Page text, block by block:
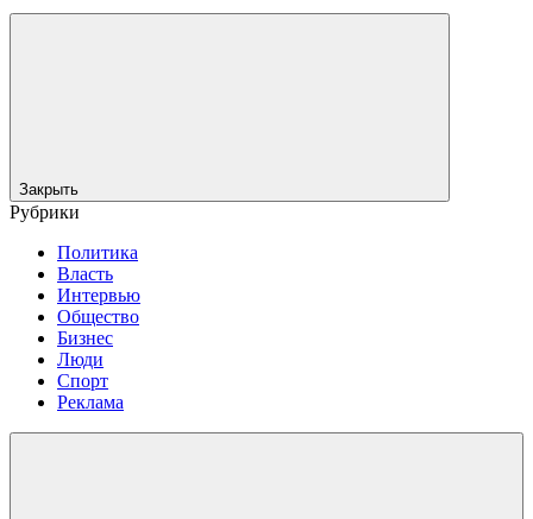
Закрыть
Рубрики
Политика
Власть
Интервью
Общество
Бизнес
Люди
Спорт
Реклама